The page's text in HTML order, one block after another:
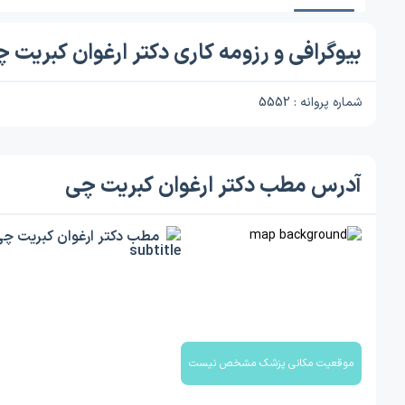
بیوگرافی و رزومه کاری دکتر ارغوان
شماره پروانه : 5552
آدرس مطب دکتر ارغوان کبریت چی
موقعیت مکانی پزشک مشخص نیست
مطب دکتر ارغوان کبریت